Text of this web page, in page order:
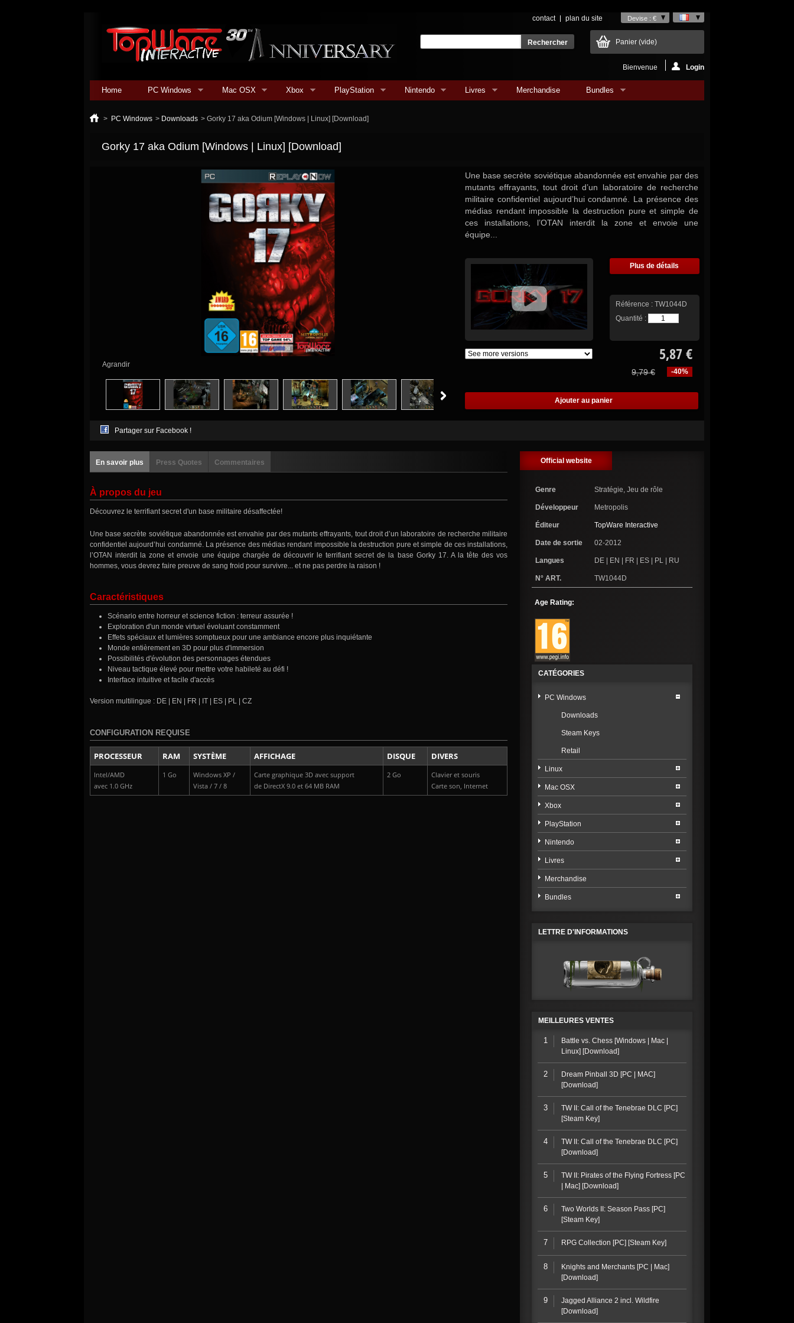
Devise : €
contact plan du site
Panier (vide)
Bienvenue Login
Home PC Windows Mac OSX Xbox PlayStation Nintendo Livres Merchandise Bundles
> PC Windows > Downloads > Gorky 17 aka Odium [Windows | Linux] [Download]
Gorky 17 aka Odium [Windows | Linux] [Download]
Agrandir
Une base secrète soviétique abandonnée est envahie par des
mutants effrayants, tout droit d’un laboratoire de recherche
militaire confidentiel aujourd’hui condamné. La présence des
médias rendant impossible la destruction pure et simple de
ces installations, l’OTAN interdit la zone et envoie une
équipe...
Plus de détails
Référence : TW1044D
Quantité :
5,87 €
-40%
9,79 €
Partager sur Facebook !
En savoir plus Press Quotes Commentaires
À propos du jeu
Découvrez le terrifiant secret d'un base militaire désaffectée!
Une base secrète soviétique abandonnée est envahie par des mutants effrayants, tout droit d’un laboratoire de recherche militaire
confidentiel aujourd’hui condamné. La présence des médias rendant impossible la destruction pure et simple de ces installations,
l’OTAN interdit la zone et envoie une équipe chargée de découvrir le terrifiant secret de la base Gorky 17. A la tête des vos
hommes, vous devrez faire preuve de sang froid pour survivre... et ne pas perdre la raison !
Caractéristiques
Scénario entre horreur et science fiction : terreur assurée !
Exploration d'un monde virtuel évoluant constamment
Effets spéciaux et lumières somptueux pour une ambiance encore plus inquiétante
Monde entièrement en 3D pour plus d'immersion
Possibilités d'évolution des personnages étendues
Niveau tactique élevé pour mettre votre habileté au défi !
Interface intuitive et facile d'accès
Version multilingue : DE | EN | FR | IT | ES | PL | CZ
CONFIGURATION REQUISE
PROCESSEUR RAM SYSTÈME AFFICHAGE DISQUE DIVERS
Intel/AMD
avec 1.0 GHz
1 Go
Windows XP /
Vista / 7 / 8
Carte graphique 3D avec support
de DirectX 9.0 et 64 MB RAM
2 Go
Clavier et souris
Carte son, Internet
Official website
Genre Stratégie, Jeu de rôle
Développeur Metropolis
Éditeur TopWare Interactive
Date de sortie 02-2012
Langues DE | EN | FR | ES | PL | RU
N° ART. TW1044D
Age Rating:
CATÉGORIES
PC Windows
Downloads
Steam Keys
Retail
Linux
Mac OSX
Xbox
PlayStation
Nintendo
Livres
Merchandise
Bundles
LETTRE D'INFORMATIONS
MEILLEURES VENTES
1
Battle vs. Chess [Windows | Mac |
Linux] [Download]
2
Dream Pinball 3D [PC | MAC]
[Download]
3
TW II: Call of the Tenebrae DLC [PC]
[Steam Key]
4
TW II: Call of the Tenebrae DLC [PC]
[Download]
5
TW II: Pirates of the Flying Fortress [PC
| Mac] [Download]
6
Two Worlds II: Season Pass [PC]
[Steam Key]
7 RPG Collection [PC] [Steam Key]
8
Knights and Merchants [PC | Mac]
[Download]
9
Jagged Alliance 2 incl. Wildfire
[Download]